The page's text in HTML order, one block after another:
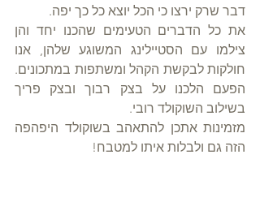
דבר שרק ירצו כי הכל יוצא כל כך יפה.
בשילוב השוקולד רובי.
הזה גם ולבלות איתו למטבח!